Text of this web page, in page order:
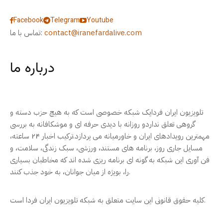
Facebook Telegram
Youtube
تماس با ما: contact@iranefardalive.com
درباره ما
تلویزیون ایران فردایک شبکه خصوصی است که به هیچ حزب دسته و
گروهی تعلق نداردو روزانه با دیدی حرفه ای و موشکافانه به بررسی
مهمترین رویدادهای ایران و خاورمیانه می پردازد.ترکیب اخبار ۲۴ ساعته،
مسایل جاری روز، برنامه های مستند، ورزشی، سبک زندگی، سلامت، و
فن آوری این شبکه به گونه ای برنامه ریزی شده اند که مخاطبان بسیاری
را، بویژه از میان جوانان، به خود جذب کنند.
کلیه حقوق قانونی این سایت متعلق به شبکه تلویزیون ایران فردا است.